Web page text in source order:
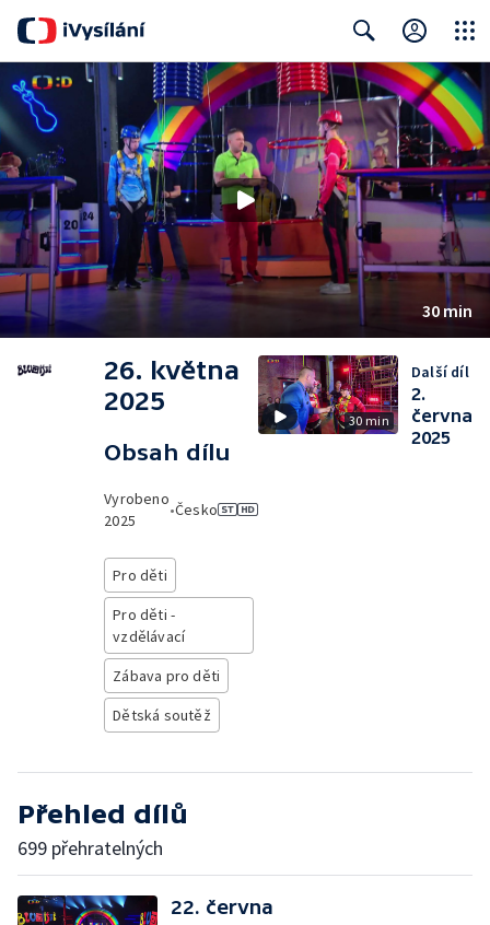
Search Close
30 min
26. května
2025
Obsah dílu
Vyrobeno
2025
•Česko
Pro děti
Pro děti -
vzdělávací
Zábava pro děti
Dětská soutěž
30 min
Další díl
2.
června
2025
Přehled dílů
699 přehratelných
22. června